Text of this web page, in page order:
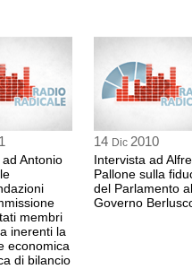
LIBERTA' PRIVATIZZAZIONI
UE ZAPATERO
Antonio
membri
inerenti la
economica
di bilancio
14 Dic 2010
Intervista ad
Pallone sulla
del Parlamento al
Governo